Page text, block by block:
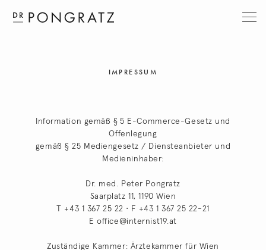
IMPRESSUM
Information gemäß § 5 E-Commerce-Gesetz und
Offenlegung
gemäß § 25 Mediengesetz / Diensteanbieter und
Medieninhaber:
Dr. med. Peter Pongratz
Saarplatz 11, 1190 Wien
+43 1 367 25 22 • F +43 1 367 25 22-21
Eoffice@internist19.at
Zuständige Kammer: Ärztekammer für Wien